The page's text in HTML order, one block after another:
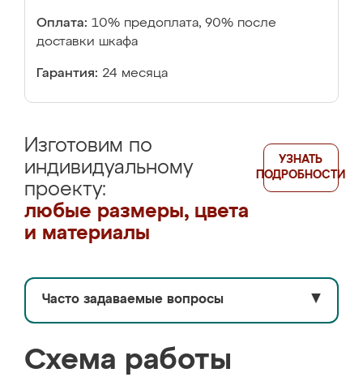
Оплата: 10% предоплата, 90% после
доставки шкафа
Гарантия: 24 месяца
Изготовим по
индивидуальному
проекту:
любые размеры, цвета
и материалы
УЗНАТЬ
ПОДРОБНОСТИ
Часто задаваемые вопросы ▼
Схема работы